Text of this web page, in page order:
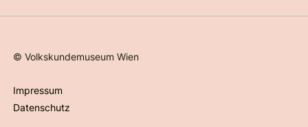
©Volkskundemuseum Wien
Impressum
Datenschutz